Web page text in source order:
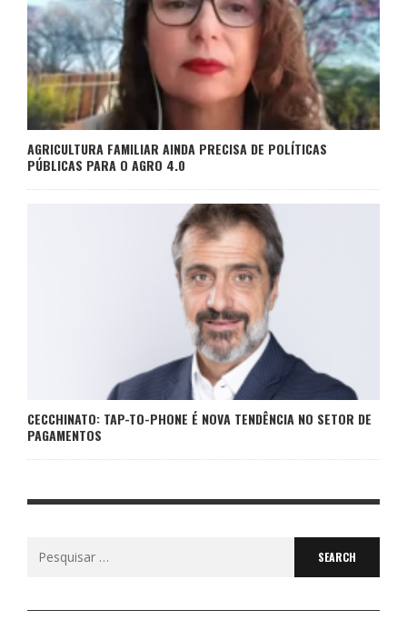
AGRICULTURA FAMILIAR AINDA PRECISA DE POLÍTICAS
PÚBLICAS PARA O AGRO 4.0
CECCHINATO: TAP-TO-PHONE É NOVA TENDÊNCIA NO SETOR DE
PAGAMENTOS